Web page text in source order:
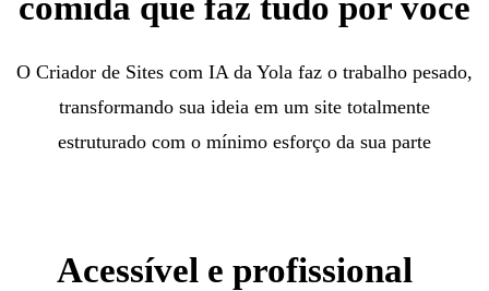
O Criador de Sites com IA da Yola faz o trabalho pesado,
transformando sua ideia em um site totalmente
estruturado com o mínimo esforço da sua parte
Acessível e profissional